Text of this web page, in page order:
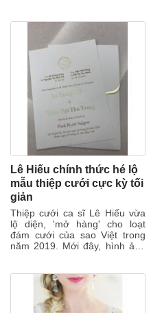
Lê Hiếu chính thức hé lộ
mẫu thiệp cưới cực kỳ tối
giản
Thiệp cưới ca sĩ Lê Hiếu vừa
lộ diện, 'mở hàng' cho loạt
đám cưới của sao Việt trong
năm 2019. Mới đây, hình ảnh